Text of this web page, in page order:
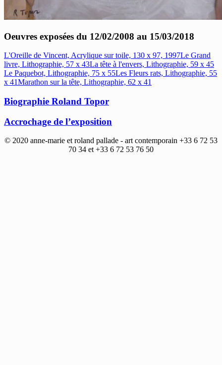
Oeuvres exposées du 12/02/2008 au 15/03/2018
L'Oreille de Vincent, Acrylique sur toile, 130 x 97, 1997Le Grand
livre, Lithographie, 57 x 43La tête à l'envers, Lithographie, 59 x 45
Le Paquebot, Lithographie, 75 x 55Les Fleurs rats, Lithographie, 55
x 41Marathon sur la tête, Lithographie, 62 x 41
Biographie Roland Topor
Accrochage de l’exposition
© 2020 anne-marie et roland pallade - art contemporain +33 6 72 53
70 34 et +33 6 72 53 76 50